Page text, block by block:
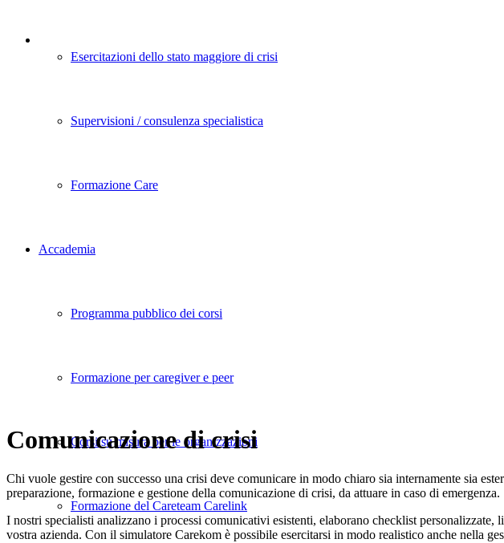
Esercitazioni dello stato maggiore di crisi
Supervisioni / consulenza specialistica
Formazione Care
Accademia
Programma pubblico dei corsi
Formazione per caregiver e peer
Corsi su misura per le organizzazioni
Formazione del Careteam Carelink
Comunicazione di crisi
Chi vuole gestire con successo una crisi deve comunicare in modo chiaro sia internamente sia
preparazione, formazione e gestione della comunicazione di crisi, da attuare in caso di emergenza.
I nostri specialisti analizzano i processi comunicativi esistenti, elaborano checklist
vostra azienda. Con il simulatore Carekom è possibile esercitarsi in modo realistico anche nella